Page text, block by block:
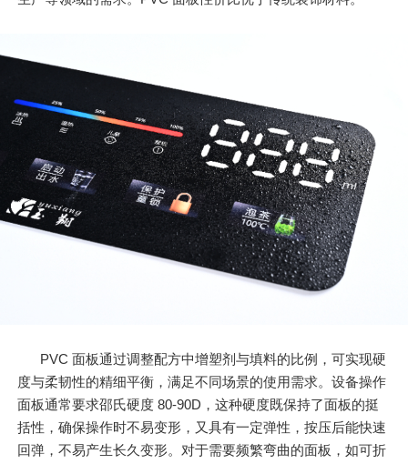
PVC 面板通过调整配方中增塑剂与填料的比例，可实现硬
度与柔韧性的精细平衡，满足不同场景的使用需求。设备操作
面板通常要求邵氏硬度 80-90D，这种硬度既保持了面板的挺
括性，确保操作时不易变形，又具有一定弹性，按压后能快速
回弹，不易产生长久变形。对于需要频繁弯曲的面板，如可折